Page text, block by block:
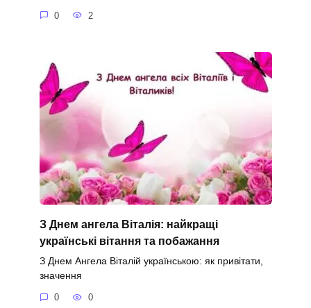
0 2
З Днем ангела Віталія: найкращі
українські вітання та побажання
З Днем Ангела Віталій українською: як привітати,
значення
0 0